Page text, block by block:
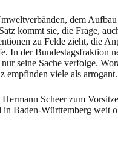
dem
kommt sie, die Frage,
zu Felde zieht, die
In der
seine Sache verfolge.
empfinden viele als arrogant.
Scheer zum
Baden-Württemberg